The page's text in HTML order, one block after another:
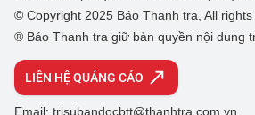
© Copyright 2025 Báo Thanh tra, All
® Báo Thanh tra giữ bản quyền nội dung
LIÊN HỆ QUẢNG CÁO
Email: trisubandocbtt@thanhtra.com.vn